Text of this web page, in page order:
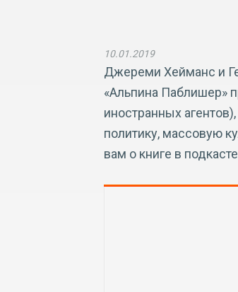
10.01.2019
Джереми Хейманс и
«Альпина Паблишер»
иностранных
политику, массовую
вам о книге в